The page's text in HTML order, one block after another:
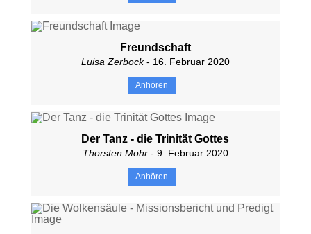
Freundschaft
Luisa Zerbock- 16. Februar 2020
Anhören
Der Tanz - die Trinität Gottes
Thorsten Mohr- 9. Februar 2020
Anhören